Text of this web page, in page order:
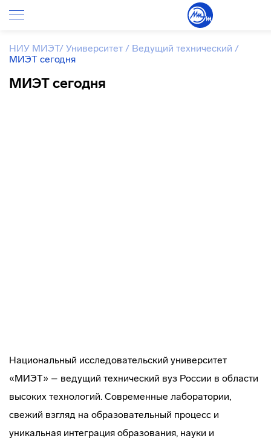
НИУ МИЭТ/ Университет / Ведущий технический /
МИЭТ сегодня
МИЭТ сегодня
Национальный исследовательский университет
«МИЭТ» – ведущий технический вуз России в области
высоких технологий. Современные лаборатории,
свежий взгляд на образовательный процесс и
уникальная интеграция образования, науки и